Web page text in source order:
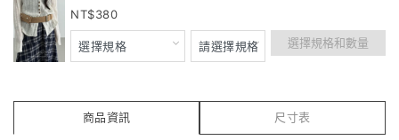
380
選擇規格和數量
商品資訊 尺寸表